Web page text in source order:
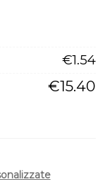
€1.54
€15.40